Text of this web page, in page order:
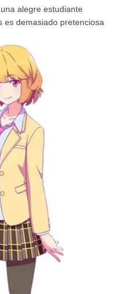
alegre estudiante
es demasiado pretenciosa